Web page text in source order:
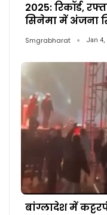
2025: रिकॉर्ड,
सिनेमा में अंजना
Smgrabharat Jan 4,
बांग्लादेश में